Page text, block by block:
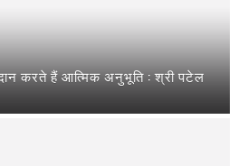
करते हैं आत्मिक अनुभूति : श्री पटेल